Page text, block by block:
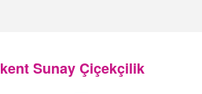
Sunay Çiçekçilik